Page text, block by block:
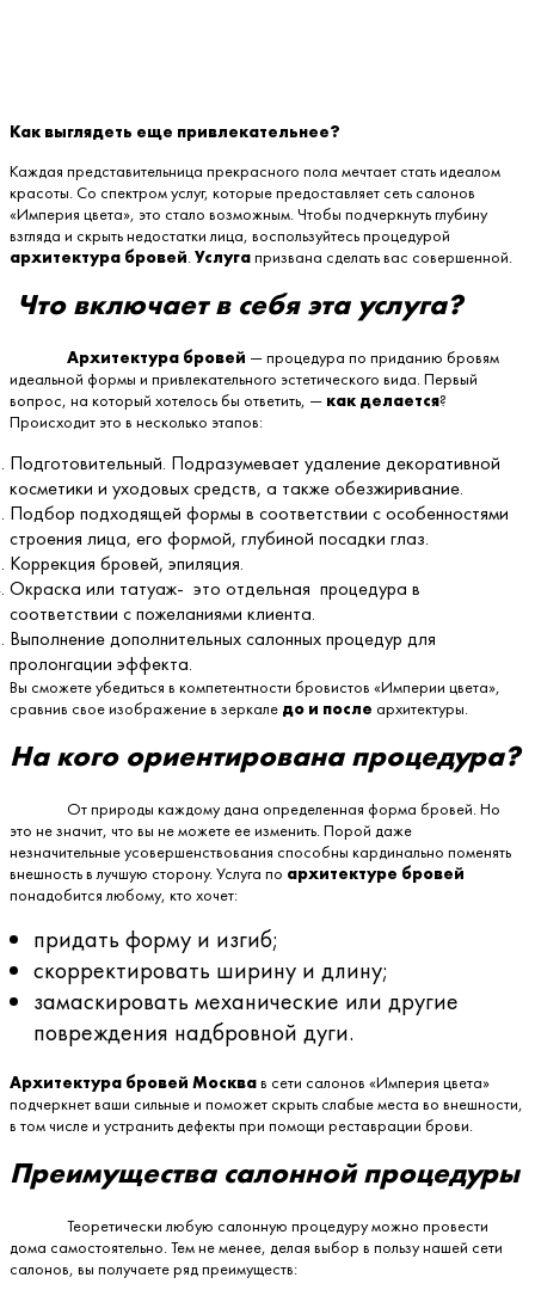
Как выглядеть еще привлекательнее?
Каждая представительница прекрасного пола мечтает стать идеалом
красоты. Со спектром услуг, которые предоставляет сеть салонов
«Империя цвета», это стало возможным. Чтобы подчеркнуть глубину
взгляда и скрыть недостатки лица, воспользуйтесь процедурой
архитектура бровей.Услугапризвана сделать вас совершенной.
Что включает в себя эта услуга?
Архитектура бровей — процедура по приданию бровям
идеальной формы и привлекательного эстетического вида. Первый
вопрос, на который хотелось бы ответить, — как делается?
Происходит это в несколько этапов:
Подготовительный. Подразумевает удаление декоративной
косметики и уходовых средств, а также обезжиривание.
Подбор подходящей формы в соответствии с особенностями
строения лица, его формой, глубиной посадки глаз.
Коррекция бровей, эпиляция.
Окраска или татуаж- это отдельная процедура в
соответствии с пожеланиями клиента.
Выполнение дополнительных салонных процедур для
пролонгации эффекта.
Вы сможете убедиться в компетентности бровистов «Империи цвета»,
сравнив свое изображение в зеркале до и после архитектуры.
На кого ориентирована процедура?
От природы каждому дана определенная форма бровей. Но
это не значит, что вы не можете ее изменить. Порой даже
незначительные усовершенствования способны кардинально поменять
внешность в лучшую сторону. Услуга по архитектуре бровей
понадобится любому, кто хочет:
придать форму и изгиб;
скорректировать ширину и длину;
замаскировать механические или другие
повреждения надбровной дуги.
Архитектура бровей Москвав сети салонов «Империя цвета»
подчеркнет ваши сильные и поможет скрыть слабые места во внешности,
в том числе и устранить дефекты при помощи реставрации брови.
Преимущества салонной процедуры
Теоретически любую салонную процедуру можно провести
дома самостоятельно. Тем не менее, делая выбор в пользу нашей сети
салонов, вы получаете ряд преимуществ: